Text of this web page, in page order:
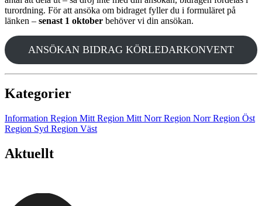
turordning. För att ansöka om bidraget fyller du i formuläret på
länken – senast 1 oktober behöver vi din ansökan.
ANSÖKAN BIDRAG KÖRLEDARKONVENT
Kategorier
Information Region Mitt Region Mitt NorrRegion NorrRegion Öst
Region Syd Region Väst
Aktuellt